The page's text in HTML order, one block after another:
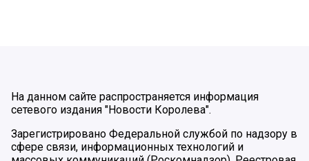
На данном сайте распространяется информация
сетевого издания "Новости Королева".
Зарегистрировано Федеральной службой по надзору в
сфере связи, информационных технологий и